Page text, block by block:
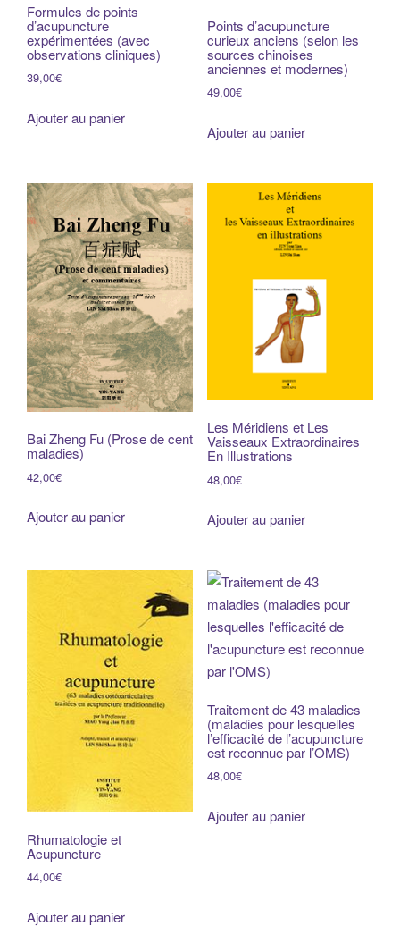
Formules de points
d’acupuncture
expérimentées (avec
observations cliniques)
39,00€
Ajouter au panier
Points d’acupuncture
curieux anciens (selon les
sources chinoises
anciennes et modernes)
49,00€
Ajouter au panier
Bai Zheng Fu (Prose de cent
maladies)
42,00€
Ajouter au panier
Les Méridiens et Les
Vaisseaux Extraordinaires
En Illustrations
48,00€
Ajouter au panier
Rhumatologie et
Acupuncture
44,00€
Ajouter au panier
Traitement de 43 maladies
(maladies pour lesquelles
l’efficacité de l’acupuncture
est reconnue par l’OMS)
48,00€
Ajouter au panier